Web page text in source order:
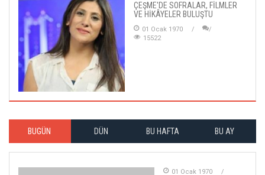
ÇEŞME'DE SOFRALAR, FİLMLER
VE HİKÂYELER BULUŞTU
01 Ocak 1970
15522
BUGÜN DÜN BU HAFTA BU AY
01 Ocak 1970